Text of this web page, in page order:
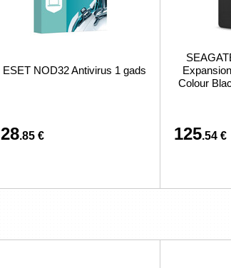
ESET NOD32 Antivirus 1 gads
28.85 €
Colour
125.54 €